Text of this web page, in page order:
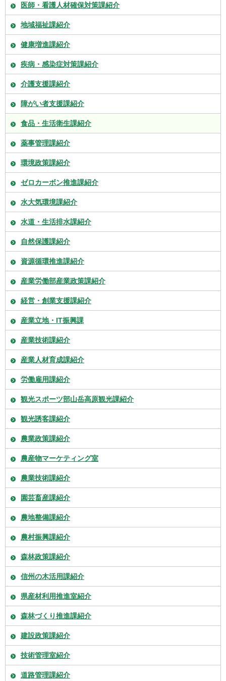
医師・看護人材確保対策課紹介
地域福祉課紹介
健康増進課紹介
疾病・感染症対策課紹介
介護支援課紹介
障がい者支援課紹介
食品・生活衛生課紹介
薬事管理課紹介
環境政策課紹介
ゼロカーボン推進課紹介
水大気環境課紹介
水道・生活排水課紹介
自然保護課紹介
資源循環推進課紹介
産業労働部産業政策課紹介
経営・創業支援課紹介
産業立地・IT振興課
産業技術課紹介
産業人材育成課紹介
労働雇用課紹介
観光スポーツ部山岳高原観光課紹介
観光誘客課紹介
農業政策課紹介
農産物マーケティング室
農業技術課紹介
園芸畜産課紹介
農地整備課紹介
農村振興課紹介
森林政策課紹介
信州の木活用課紹介
県産材利用推進室紹介
森林づくり推進課紹介
建設政策課紹介
技術管理室紹介
道路管理課紹介